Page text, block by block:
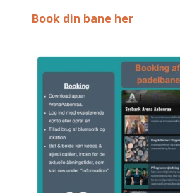
Book din bane her